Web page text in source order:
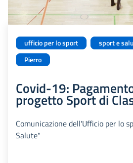
ufficio per lo sport
sport e
Pierro
Covid-19:
progetto Sport di
Comunicazione dell'Ufficio per lo
Salute"